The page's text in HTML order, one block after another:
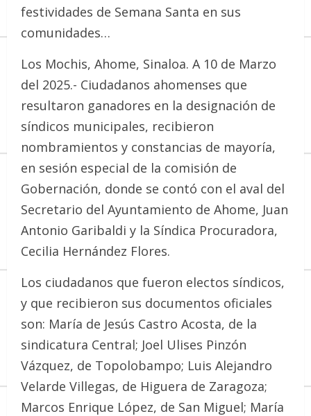
festividades de Semana Santa en sus
comunidades…
Los Mochis, Ahome, Sinaloa. A 10 de Marzo
del 2025.- Ciudadanos ahomenses que
resultaron ganadores en la designación de
síndicos municipales, recibieron
nombramientos y constancias de mayoría,
en sesión especial de la comisión de
Gobernación, donde se contó con el aval del
Secretario del Ayuntamiento de Ahome, Juan
Antonio Garibaldi y la Síndica Procuradora,
Cecilia Hernández Flores.
Los ciudadanos que fueron electos síndicos,
y que recibieron sus documentos oficiales
son: María de Jesús Castro Acosta, de la
sindicatura Central; Joel Ulises Pinzón
Vázquez, de Topolobampo; Luis Alejandro
Velarde Villegas, de Higuera de Zaragoza;
Marcos Enrique López, de San Miguel; María